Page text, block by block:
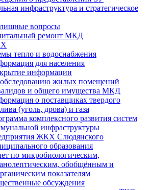
инфраструктура и стратегическое
вопросы
ремонт МКД
тепло и водоснабжения
для населения
информации
жилых помещений
и общего имущества МКД
о поставщиках твердого
(уголь, дрова) и газа
комплексного развития систем
инфраструктуры
ЖКХ Слюдянского
образования
по микробиологическим,
обобщённым и
показателям
обсуждения